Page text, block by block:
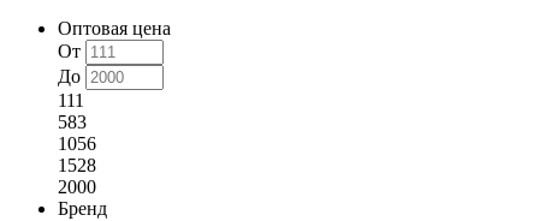
Оптовая цена
От
До
111
583
1056
1528
2000
Бренд